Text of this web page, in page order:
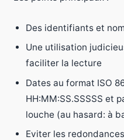
Des identifiants et
Une utilisation
faciliter la lecture
Dates au format ISO
HH:MM:SS.SSSSS et
louche (au hasard: à
Eviter les redondances